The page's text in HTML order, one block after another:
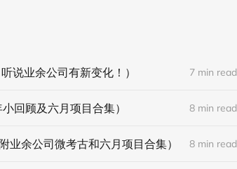
说业余公司有新变化！） 7 min read
回顾及六月项目合集） 8 min read
余公司微考古和六月项目合集） 8 min read